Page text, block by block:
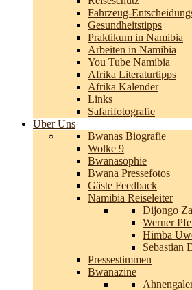
Fahrzeug-
Gesundheitstipps
Praktikum in Namibia
Arbeiten in Namibia
You Tube Namibia
Afrika Literaturtipps
Afrika Kalender
Links
Safarifotografie
Über Uns
Bwanas Biografie
Wolke 9
Bwanasophie
Bwana Pressefotos
Gäste Feedback
Namibia Reiseleiter
Dijongo
Werner
Himba
Sebastian
Pressestimmen
Bwanazine